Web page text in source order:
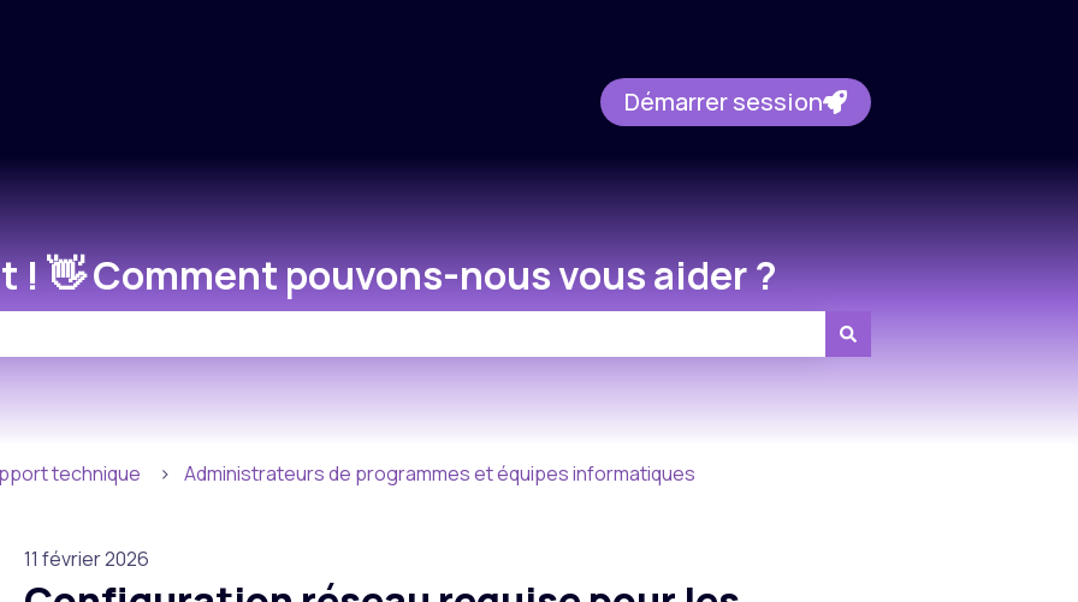
traductions
Démarrer session
! 👋 Comment pouvons-nous vous aider ?
technique Administrateurs de programmes et équipes informatiques
11 février 2026